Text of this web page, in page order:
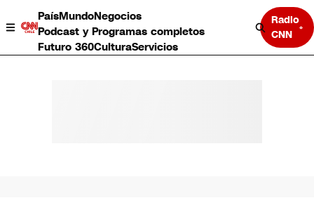
PaísMundoNegocios
Podcast y Programas completos
Futuro 360CulturaServicios
Radio
CNN